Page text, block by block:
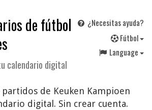
de fútbol
calendario digital
¿Necesitas ayuda?
Fútbol
Language
de Keuken Kampioen
digital. Sin crear cuenta.